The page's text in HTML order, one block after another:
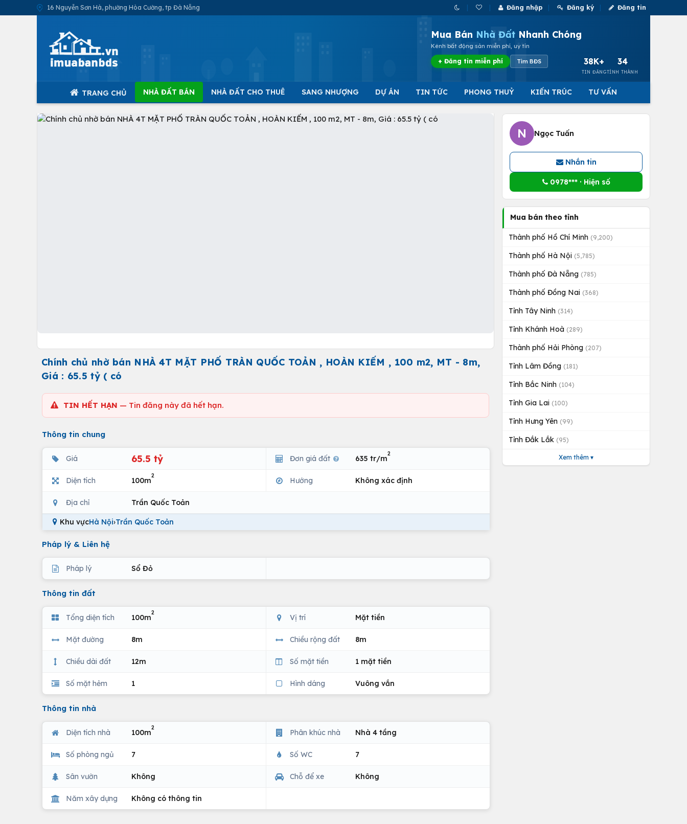
16 Nguyễn Sơn Hà, phường Hòa Cường, tp Đà Nẵng Đăng nhập Đăng ký Đăng tin
Mua Bán Nhà Đất Nhanh Chóng
Kênh bất động sản miễn phí, uy tín
+ Đăng tin miễn phí Tìm BĐS 38K+
TIN ĐĂNG
34
TỈNH THÀNH
TRANG CHỦ NHÀ ĐẤT BÁN NHÀ ĐẤT CHO THUÊ SANG NHƯỢNG DỰ ÁN TIN TỨC PHONG THUỶ KIẾN TRÚC TƯ VẤN
Chính chủ nhờ bán NHÀ 4T MẶT PHỐ TRÀN QUỐC TOẢN , HOÀN KIẾM , 100 m2, MT - 8m,
Giá : 65.5 tỷ ( có
TIN HẾT HẠN — Tin đăng này đã hết hạn.
Thông tin chung
Giá 65.5 tỷ Đơn giá đất 635 tr/m
2
Diện tích 100m
2
Hướng Không xác định
Địa chỉ Trần Quốc Toản
Khu vựcHà Nội›Trần Quốc Toản
Pháp lý & Liên hệ
Pháp lý Sổ Đỏ
Thông tin đất
Tổng diện tích 100m
2
Vị trí Mặt tiền
Mặt đường 8m Chiều rộng đất 8m
Chiều dài đất 12m Số mặt tiền 1 mặt tiền
Số mặt hẻm 1 Hình dáng Vuông vắn
Thông tin nhà
Diện tích nhà 100m
2
Phân khúc nhà Nhà 4 tầng
Số phòng ngủ 7 Số WC 7
Sân vườn Không Chỗ để xe Không
Năm xây dựng Không có thông tin
N Ngọc Tuấn
Nhắn tin
0978*** · Hiện số
Mua bán theo tỉnh
Thành phố Hồ Chí Minh (9,200)
Thành phố Hà Nội (5,785)
Thành phố Đà Nẵng (785)
Thành phố Đồng Nai (368)
Tỉnh Tây Ninh (314)
Tỉnh Khánh Hoà (289)
Thành phố Hải Phòng (207)
Tỉnh Lâm Đồng (181)
Tỉnh Bắc Ninh (104)
Tỉnh Gia Lai (100)
Tỉnh Hưng Yên (99)
Tỉnh Đắk Lắk (95)
Xem thêm ▾